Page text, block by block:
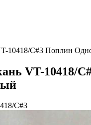
10418/C#3 Поплин
VT-10418/
C#3